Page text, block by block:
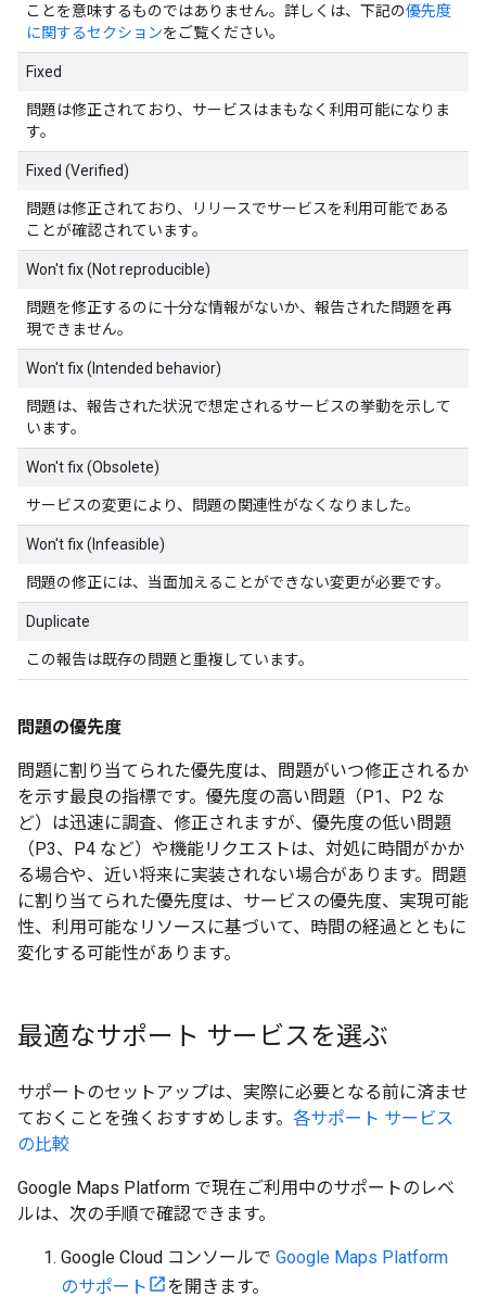
ことを意味するものではありません。詳しくは、下記の優先度
に関するセクションをご覧ください。
Fixed
問題は修正されており、サービスはまもなく利用可能になりま
す。
Fixed (Verified)
問題は修正されており、リリースでサービスを利用可能である
ことが確認されています。
Won't fix (Not reproducible)
問題を修正するのに十分な情報がないか、報告された問題を再
現できません。
Won't fix (Intended behavior)
問題は、報告された状況で想定されるサービスの挙動を示して
います。
Won't fix (Obsolete)
サービスの変更により、問題の関連性がなくなりました。
Won't fix (Infeasible)
問題の修正には、当面加えることができない変更が必要です。
Duplicate
この報告は既存の問題と重複しています。
問題の優先度
問題に割り当てられた優先度は、問題がいつ修正されるか
を示す最良の指標です。優先度の高い問題（P1、P2 な
ど）は迅速に調査、修正されますが、優先度の低い問題
（P3、P4 など）や機能リクエストは、対処に時間がかか
る場合や、近い将来に実装されない場合があります。問題
に割り当てられた優先度は、サービスの優先度、実現可能
性、利用可能なリソースに基づいて、時間の経過とともに
変化する可能性があります。
最適なサポート サービスを選ぶ
サポートのセットアップは、実際に必要となる前に済ませ
ておくことを強くおすすめします。 各サポート サービス
の比較
Google Maps Platform で現在ご利用中のサポートのレベ
ルは、次の手順で確認できます。
Google Cloud コンソールで Google Maps Platform
のサポート
を開きます。